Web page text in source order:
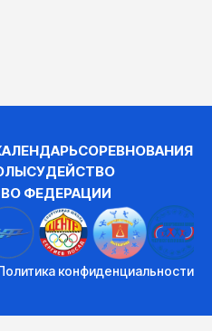
СОРЕВНОВАНИЯ
СУДЕЙСТВО
О ФЕДЕРАЦИИ
конфиденциальности